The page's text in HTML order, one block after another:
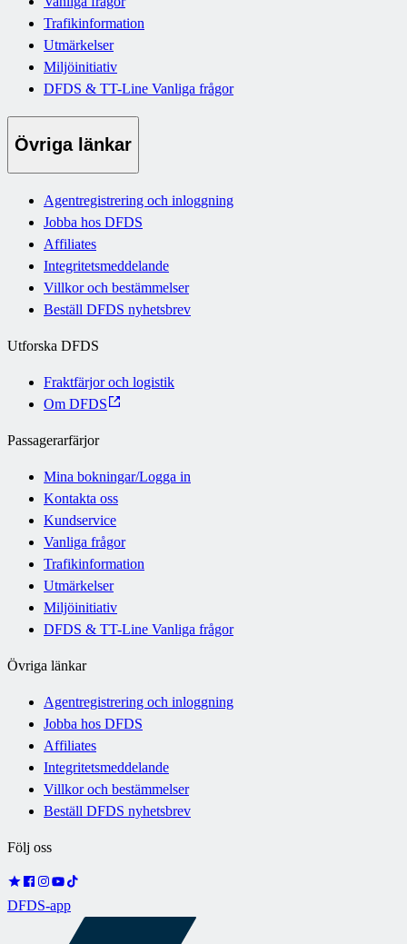
Trafikinformation
Utmärkelser
Miljöinitiativ
DFDS & TT-Line Vanliga frågor
Övriga länkar
Agentregistrering och inloggning
Jobba hos DFDS
Affiliates
Integritetsmeddelande
Villkor och bestämmelser
Beställ DFDS nyhetsbrev
Utforska DFDS
Fraktfärjor och logistik
Om DFDS
Passagerarfärjor
Mina bokningar/Logga in
Kontakta oss
Kundservice
Vanliga frågor
Trafikinformation
Utmärkelser
Miljöinitiativ
DFDS & TT-Line Vanliga frågor
Övriga länkar
Agentregistrering och inloggning
Jobba hos DFDS
Affiliates
Integritetsmeddelande
Villkor och bestämmelser
Beställ DFDS nyhetsbrev
Följ oss
DFDS-app